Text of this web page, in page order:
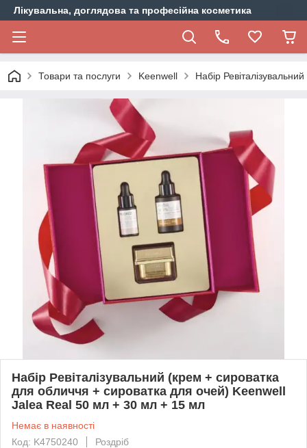
Лікувальна, доглядова та професійна косметика
Товари та послуги Keenwell Набір
Набір Ревіталізувальний (крем + сироватка
для обличчя + сироватка для очей) Keenwell
Jalea Real 50 мл + 30 мл + 15 мл
Немає в наявності
Код: K4750240
Роздріб